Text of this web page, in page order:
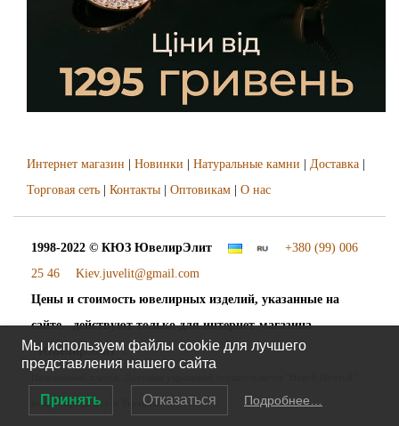
Интернет магазин Новинки Натуральные камни Доставка
Торговая сеть
Контакты Оптовикам О нас
1998-2022 © КЮЗ ЮвелирЭлит
+380 (99) 006
25 46
Kiev.juvelit@gmail.com
Цены и стоимость ювелирных изделий, указанные на
сайте - действуют только для интернет-магазина
"ЮвелирЭлит".
во все города и сёла Украины
Мы используем файлы cookie для лучшего
представления нашего сайта
Принять Отказаться Подробнее…